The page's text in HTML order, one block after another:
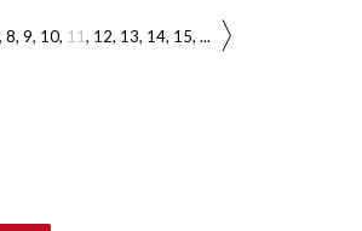
8 9 10 11 12 13 14 15 ...